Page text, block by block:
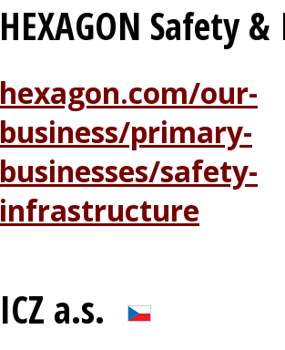
HEXAGON Safety
hexagon.com/our-
business/primary-
businesses/safety-
infrastructure
ICZ a.s.